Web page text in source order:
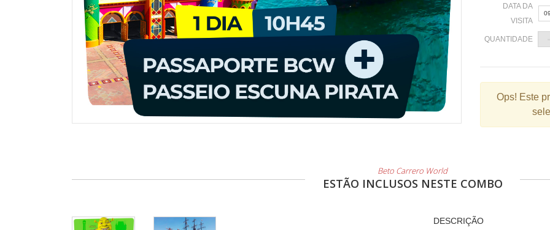
DATA DA
VISITA
2
9
QUANTIDADE
Ops! Este
Beto Carrero World
ESTÃO INCLUSOS NESTE COMBO
DESCRIÇÃO